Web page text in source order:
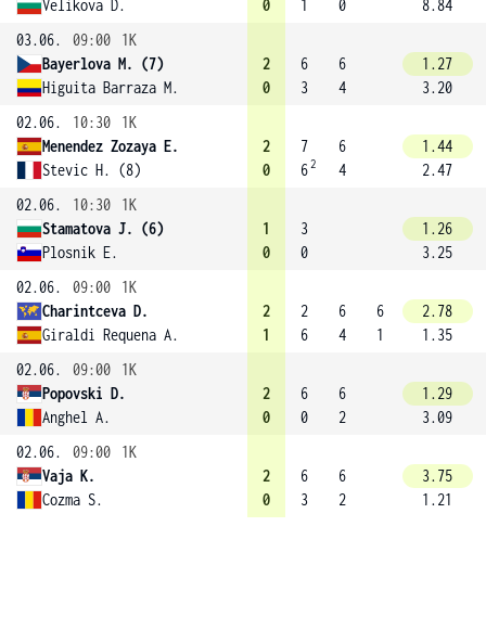
Velikova D. 0 1 0
8.84
03.06.
09:00
1K
Bayerlova M. (7)
Higuita Barraza M.
2
0
6
3
6
4
1.27
3.20
02.06.
10:30
1K
Menendez Zozaya E.
Stevic H. (8)
2
0
7
62
6
4
1.44
2.47
02.06.
10:30
1K
Stamatova J. (6)
Plosnik E.
1
0
3
0
1.26
3.25
02.06.
09:00
1K
Charintceva D.
Giraldi Requena A.
2
1
2
6
6
4
6
1
2.78
1.35
02.06.
09:00
1K
Popovski D.
Anghel A.
2
0
6
0
6
2
1.29
3.09
02.06.
09:00
1K
Vaja K.
Cozma S.
2
0
6
3
6
2
3.75
1.21